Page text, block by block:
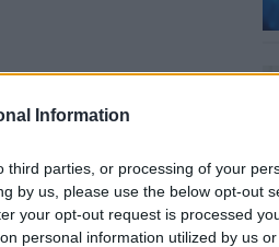
Information
parties, or processing of your
by us, please use the below opt-out
your opt-out request is processed
personal information utilized by us
restaurálása az idén -
Nemzeti Park
méltó
legfontosabb